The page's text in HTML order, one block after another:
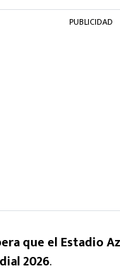
PUBLICIDAD
que el Estadio
2026.